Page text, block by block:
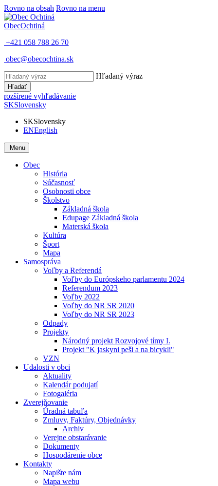
Rovno na obsah Rovno na menu
ObecOchtiná
+421 058 788 26 70
obec@obecochtina.sk
Hľadaný výraz
Hľadať
rozšírené vyhľadávanie
SKSlovensky
SKSlovensky
ENEnglish
Menu
Obec
História
Súčasnosť
Osobnosti obce
Školstvo
Základná škola
Edupage Základná škola
Materská škola
Kultúra
Šport
Mapa
Samospráva
Voľby a Referendá
Voľby do Európskeho parlamentu 2024
Referendum 2023
Voľby 2022
Voľby do NR SR 2020
Voľby do NR SR 2023
Odpady
Projekty
Národný projekt Rozvojové tímy I.
Projekt "K jaskyni peši a na bicykli"
VZN
Udalosti v obci
Aktuality
Kalendár podujatí
Fotogaléria
Zverejňovanie
Úradná tabuľa
Zmluvy, Faktúry, Objednávky
Archiv
Verejne obstarávanie
Dokumenty
Hospodárenie obce
Kontakty
Napište nám
Mapa webu